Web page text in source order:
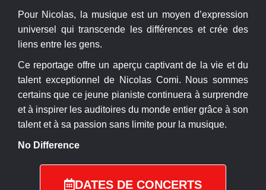
Pour Nicolas, la musique est un moyen d’expression
universel qui transcende les différences et crée des
liens entre les gens.
Ce reportage offre un aperçu captivant de la vie et du
talent exceptionnel de Nicolas Comi. Nous sommes
certains que ce jeune pianiste continuera à surprendre
et à inspirer les auditoires du monde entier grâce à son
talent et à sa passion sans limite pour la musique.
No Difference
DATES DE CONCERTS